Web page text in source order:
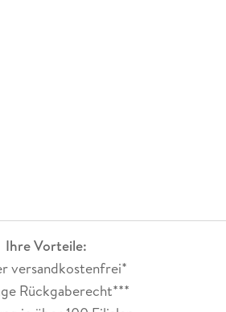
Ihre Vorteile:
versandkostenfrei*
Rückgaberecht***